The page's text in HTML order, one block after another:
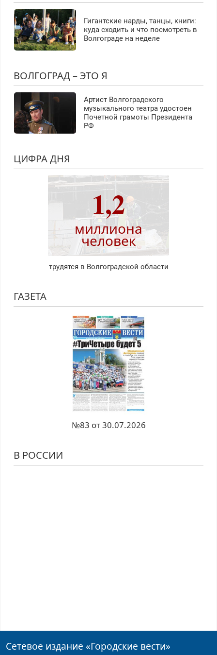
Гигантские нарды, танцы, книги:
куда сходить и что посмотреть в
Волгограде на неделе
ВОЛГОГРАД – ЭТО Я
Артист Волгоградского
музыкального театра удостоен
Почетной грамоты Президента
РФ
ЦИФРА ДНЯ
1,2
миллиона
человек
трудятся в Волгоградской области
ГАЗЕТА
№83 от 30.07.2026
В РОССИИ
Сетевое издание «Городские вести»